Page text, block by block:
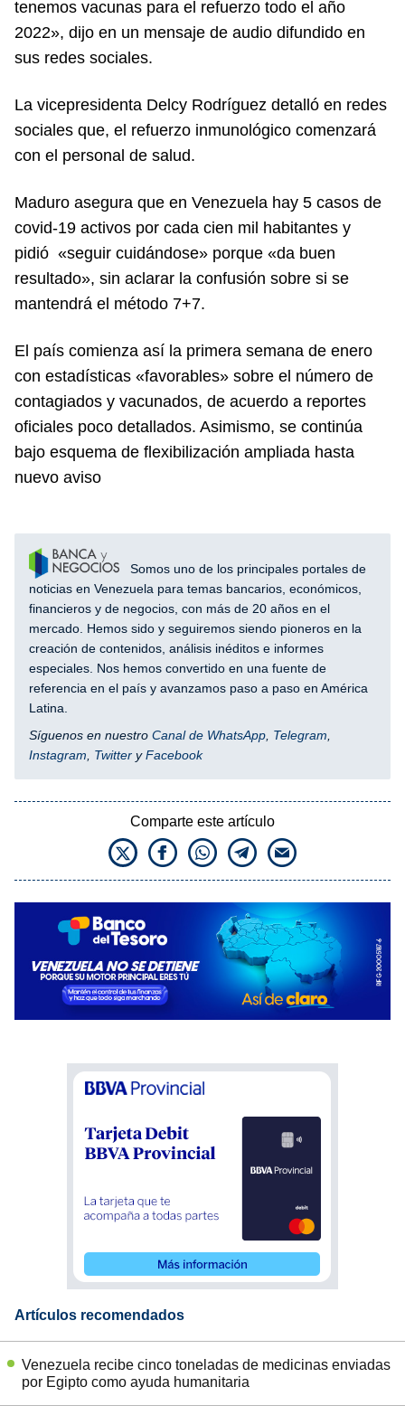
tenemos vacunas para el refuerzo todo el año
2022», dijo en un mensaje de audio difundido en
sus redes sociales.
La vicepresidenta Delcy Rodríguez detalló en redes
sociales que, el refuerzo inmunológico comenzará
con el personal de salud.
Maduro asegura que en Venezuela hay 5 casos de
covid-19 activos por cada cien mil habitantes y
pidió «seguir cuidándose» porque «da buen
resultado», sin aclarar la confusión sobre si se
mantendrá el método 7+7.
El país comienza así la primera semana de enero
con estadísticas «favorables» sobre el número de
contagiados y vacunados, de acuerdo a reportes
oficiales poco detallados. Asimismo, se continúa
bajo esquema de flexibilización ampliada hasta
nuevo aviso
Somos uno de los principales portales de
noticias en Venezuela para temas bancarios, económicos,
financieros y de negocios, con más de 20 años en el
mercado. Hemos sido y seguiremos siendo pioneros en la
creación de contenidos, análisis inéditos e informes
especiales. Nos hemos convertido en una fuente de
referencia en el país y avanzamos paso a paso en América
Latina.
Síguenos en nuestro Canal de WhatsApp Telegram
Instagram
Twitter yFacebook
Comparte este artículo
Artículos recomendados
Venezuela recibe cinco toneladas de medicinas enviadas
por Egipto como ayuda humanitaria